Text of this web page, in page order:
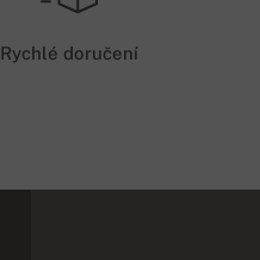
Rychlé doručení